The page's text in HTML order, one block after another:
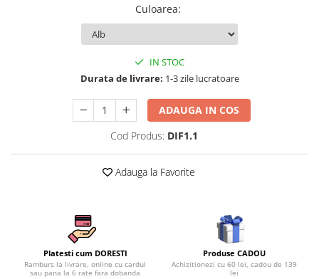
Lenjerii Damasc Egiptean King Size
Lenjerii De Pat, Finet Premium, 1
Lenjerii De Pat Damasc 1 Persoana
Culoarea:
IN STOC
Durata de livrare: 1-3 zile lucratoare
ADAUGA IN COS
Cod Produs: DIF1.1
Adauga la Favorite
Platesti cum DORESTI
Ramburs la livrare, online cu cardul
sau pana la 6 rate fara dobanda
Produse CADOU
Achizitionezi cu 60 lei, cadou de 139
lei